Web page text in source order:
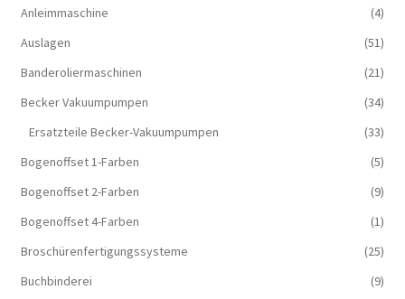
Anleimmaschine
(4)
Auslagen
(51)
Banderoliermaschinen
(21)
Becker Vakuumpumpen
(34)
Ersatzteile Becker-Vakuumpumpen
(33)
Bogenoffset 1-Farben
(5)
Bogenoffset 2-Farben
(9)
Bogenoffset 4-Farben
(1)
Broschürenfertigungssysteme
(25)
Buchbinderei
(9)